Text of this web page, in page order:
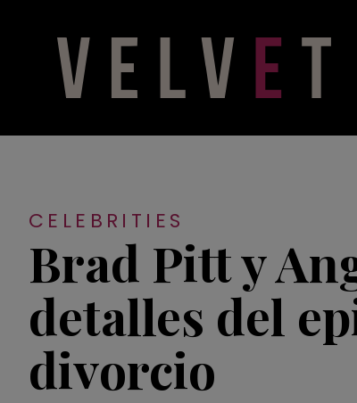
CELEBRITIES
Brad Pitt y
detalles del
divorcio